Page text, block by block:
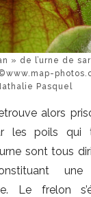
» de l’urne de
Pasquel
alors
les poils qui
sont tous
une
Le frelon